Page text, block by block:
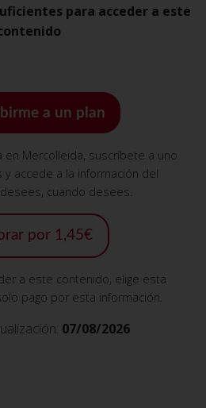
para acceder a este
a un plan
en Mercolleida, suscríbete a uno
accede a la información del
cuando desees.
por 1,45€
a este contenido, elige esta
pago por esta información.
07/08/2026